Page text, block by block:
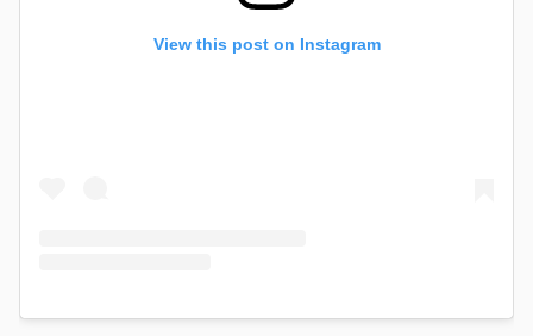
View this post on Instagram